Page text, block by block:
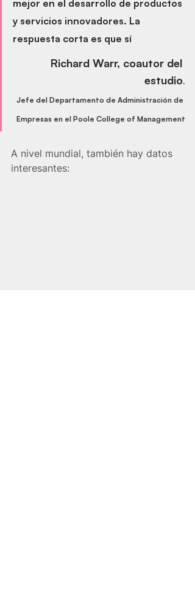
mejor en el desarrollo de productos
y servicios innovadores. La
respuesta corta es que sí
Richard Warr, coautor del
estudio.
Jefe del Departamento de Administración de
Empresas en el Poole College of Management
A nivel mundial, también hay datos
interesantes: